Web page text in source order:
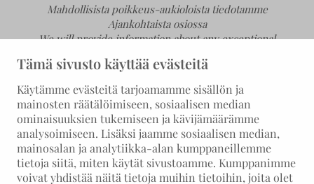
Tämä sivusto käyttää evästeitä
Käytämme evästeitä tarjoamamme sisällön ja
mainosten räätälöimiseen, sosiaalisen median
ominaisuuksien tukemiseen ja kävijämäärämme
analysoimiseen. Lisäksi jaamme sosiaalisen median,
mainosalan ja analytiikka-alan kumppaneillemme
tietoja siitä, miten käytät sivustoamme. Kumppanimme
voivat yhdistää näitä tietoja muihin tietoihin, joita olet
Mahdollisista poikkeus-aukioloista tiedotamme
Ajankohtaista osiossa
We will provide information about any exceptional